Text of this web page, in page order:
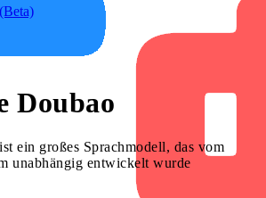
Doubao
ein großes Sprachmodell, das vom
unabhängig entwickelt wurde